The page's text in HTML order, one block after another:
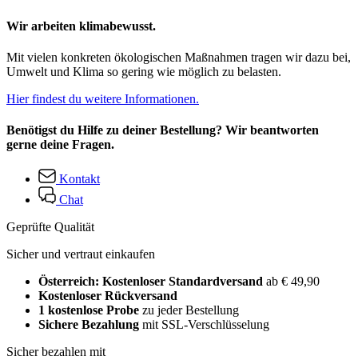
Wir arbeiten klimabewusst.
Mit vielen konkreten ökologischen Maßnahmen tragen wir dazu bei,
Umwelt und Klima so gering wie möglich zu belasten.
Hier findest du weitere Informationen.
Benötigst du Hilfe zu deiner Bestellung? Wir beantworten
gerne deine Fragen.
Kontakt
Chat
Geprüfte Qualität
Sicher und vertraut einkaufen
Österreich: Kostenloser Standardversand ab € 49,90
Kostenloser Rückversand
1 kostenlose Probe zu jeder Bestellung
Sichere Bezahlung mit SSL-Verschlüsselung
Sicher bezahlen mit